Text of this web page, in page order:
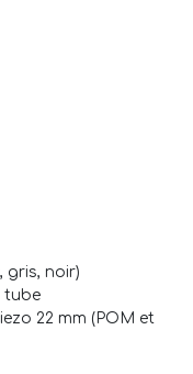
gris, noir)
tube
22 mm (POM et